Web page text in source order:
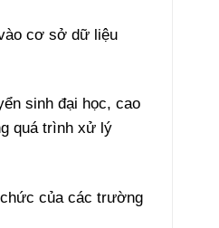
cơ sở dữ liệu
sinh đại học, cao
quá trình xử lý
của các trường